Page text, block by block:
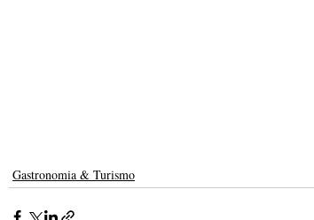
Gastronomia & Turismo